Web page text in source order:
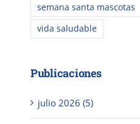
semana santa mascotas
vida saludable
Publicaciones
julio 2026 (5)